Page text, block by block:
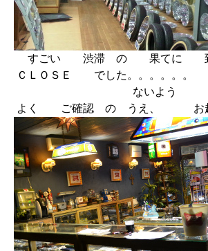
すごい 渋滞 の 果てに 到
ＣＬＯＳＥ でした。。。。。
ないよう
よく ご確認 の うえ、 お越